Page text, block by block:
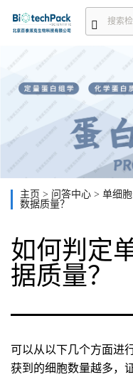
主页 > 问答中心 > 单细
数据质量？
如何判定
据质量？
可以从以下几个方面进
获到的细胞数量越多，